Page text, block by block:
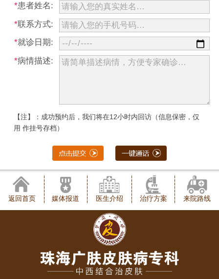
*患者姓名:
*联系方式:
*就诊日期:
*病情描述:
【注】：成功预约后，我们将在12小时内回访（信息保密，仅
用 作挂号存档）
返回首页 媒体报道 医生介绍 治疗方案 来院路线